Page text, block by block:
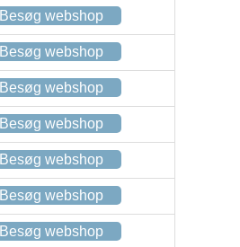
Besøg webshop
Besøg webshop
Besøg webshop
Besøg webshop
Besøg webshop
Besøg webshop
Besøg webshop